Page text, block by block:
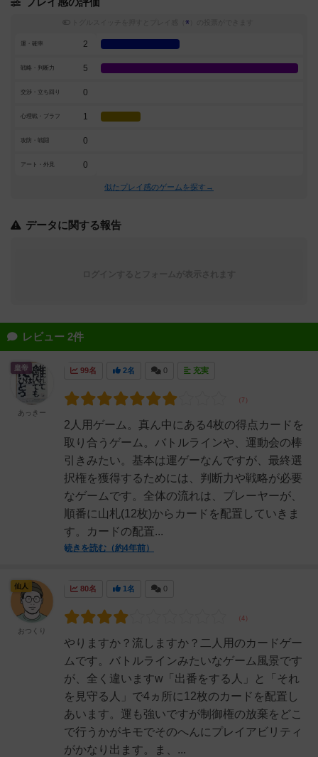
プレイ感の評価
※
運・確率 2
戦略・判断力 5
交渉・立ち回り 0
心理戦・ブラフ 1
攻防・戦闘 0
アート・外見 0
似たプレイ感のゲームを探す→
データに関する報告
レビュー 2件
99名 2名 0 充実
2人用ゲーム。真ん中にある4枚の得点カードを
取り合うゲーム。バトルラインや、運動会の棒
引きみたい。基本は運ゲーなんですが、最終選
択権を獲得するためには、判断力や戦略が必要
なゲームです。全体の流れは、プレーヤーが、
順番に山札(12枚)からカードを配置していきま
す。カードの配置...
続きを読む（約4年前）
皇帝
あっきー
80名 1名 0
やりますか？流しますか？二人用のカードゲー
ムです。バトルラインみたいなゲーム風景です
が、全く違いますw「出番をする人」と「それ
を見守る人」で4ヵ所に12枚のカードを配置し
あいます。運も強いですが制御権の放棄をどこ
で行うかがキモでそのへんにプレイアビリティ
がかなり出ます。ま、...
仙人
おつくり